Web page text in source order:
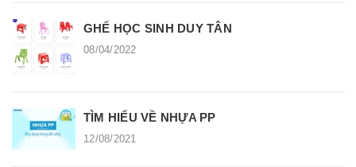
GHẾ HỌC SINH DUY TÂN
08/04/2022
TÌM HIỂU VỀ NHỰA PP
12/08/2021